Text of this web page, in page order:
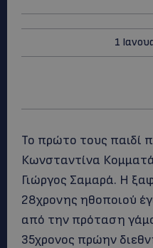
1
Το πρώτο τους παιδί
Κωνσταντίνα
Γιώργος Σαμαρά. Η
28χρονης ηθοποιού
από την πρόταση
35χρονος πρώην